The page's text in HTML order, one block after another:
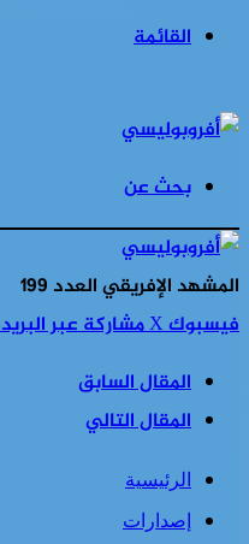
القائمة
بحث عن
المشهد الإفريقي العدد 199
فيسبوك‫Xمشاركة عبر البريد
المقال السابق
المقال التالي
الرئيسية
إصدارات